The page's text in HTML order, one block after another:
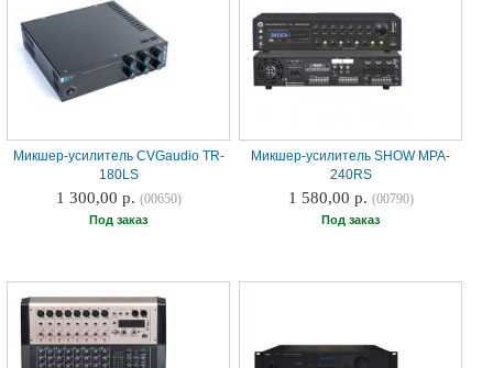
Микшер-усилитель CVGaudio TR-
180LS
1 300,00 р. (00650)
Под заказ
Микшер-усилитель SHOW MPA-
240RS
1 580,00 р. (00790)
Под заказ